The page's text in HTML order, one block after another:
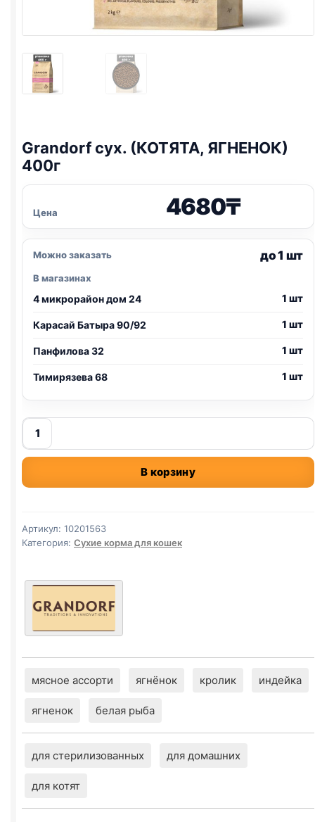
Grandorf сух. (КОТЯТА, ЯГНЕНОК)
400г
Цена 4680₸
Можно заказать до 1 шт
В магазинах
4 микрорайон дом 24 1 шт
Карасай Батыра 90/92 1 шт
Панфилова 32 1 шт
Тимирязева 68 1 шт
Количество
товара
Grandorf
(КОТЯТА,
400г
В корзину
Артикул: 10201563
Категория: Сухие корма для кошек
мясное ассорти ягнёнок кролик индейка
ягненок белая рыба
для стерилизованных для домашних
для котят